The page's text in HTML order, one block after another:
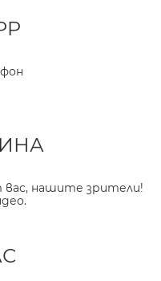
вас, нашите зрители!